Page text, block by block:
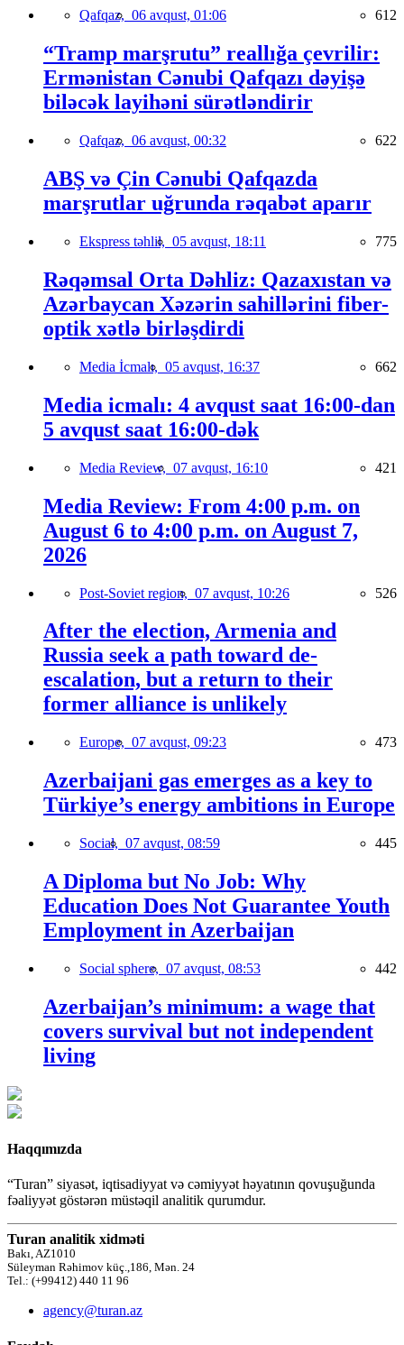
Qafqaz, 06 avqust, 01:06 612
“Tramp marşrutu” reallığa çevrilir:
Ermənistan Cənubi Qafqazı dəyişə
biləcək layihəni sürətləndirir
Qafqaz, 06 avqust, 00:32 622
ABŞ və Çin Cənubi Qafqazda
marşrutlar uğrunda rəqabət aparır
Ekspress təhlil, 05 avqust, 18:11 775
Rəqəmsal Orta Dəhliz: Qazaxıstan və
Azərbaycan Xəzərin sahillərini fiber-
optik xətlə birləşdirdi
Media İcmalı, 05 avqust, 16:37 662
Media icmalı: 4 avqust saat 16:00-dan
5 avqust saat 16:00-dək
Media Review, 07 avqust, 16:10 421
Media Review: From 4:00 p.m. on
August 6 to 4:00 p.m. on August 7,
2026
Post-Soviet region, 07 avqust, 10:26 526
After the election, Armenia and
Russia seek a path toward de-
escalation, but a return to their
former alliance is unlikely
Europe, 07 avqust, 09:23 473
Azerbaijani gas emerges as a key to
Türkiye’s energy ambitions in Europe
Social, 07 avqust, 08:59 445
A Diploma but No Job: Why
Education Does Not Guarantee Youth
Employment in Azerbaijan
Social sphere, 07 avqust, 08:53 442
Azerbaijan’s minimum: a wage that
covers survival but not independent
living
Haqqımızda
“Turan” siyasət, iqtisadiyyat və cəmiyyət həyatının qovuşuğunda
fəaliyyət göstərən müstəqil analitik qurumdur.
Turan analitik xidməti
Bakı, AZ1010
Süleyman Rəhimov küç.,186, Mən. 24
Tel.: (+99412) 440 11 96
agency@turan.az